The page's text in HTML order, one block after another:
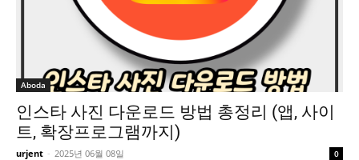
Aboda
인스타 사진 다운로드 방법 총정리 (앱, 사이
트, 확장프로그램까지)
urjent - 2025년 06월 08일 0